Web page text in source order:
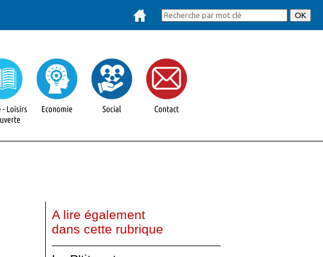
A lire également
dans cette rubrique